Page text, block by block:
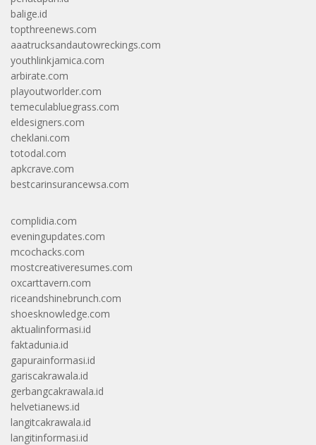
balige.id
topthreenews.com
aaatrucksandautowreckings.com
youthlinkjamica.com
arbirate.com
playoutworlder.com
temeculabluegrass.com
eldesigners.com
cheklani.com
totodal.com
apkcrave.com
bestcarinsurancewsa.com
complidia.com
eveningupdates.com
mcochacks.com
mostcreativeresumes.com
oxcarttavern.com
riceandshinebrunch.com
shoesknowledge.com
aktualinformasi.id
faktadunia.id
gapurainformasi.id
gariscakrawala.id
gerbangcakrawala.id
helvetianews.id
langitcakrawala.id
langitinformasi.id